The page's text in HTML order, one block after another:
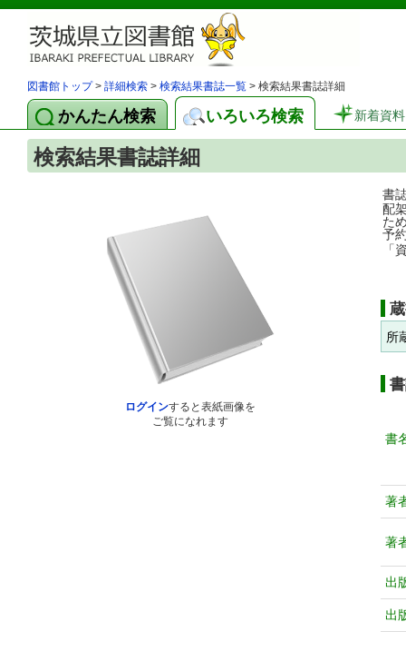
図書館トップ> 詳細検索 > 検索結果書誌一覧 > 検索結果書誌詳細
かんたん検索 いろいろ検索 新着資料
検索結果書誌詳細
ログインすると表紙画像を
ご覧になれます
書
配
た
予
「
所
書
著
著
出
出